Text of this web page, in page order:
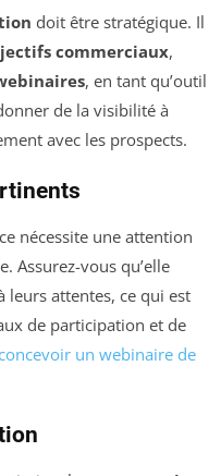
doit être stratégique. Il
commerciaux,
, en tant qu’outil
de la visibilité à
avec les prospects.
nécessite une attention
Assurez-vous qu’elle
leurs attentes, ce qui est
de participation et de
un webinaire de